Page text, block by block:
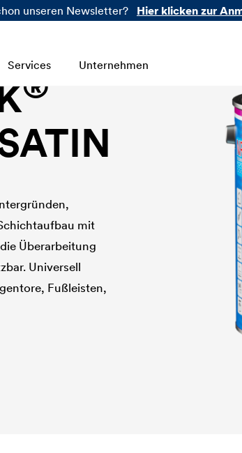
unseren Newsletter? Hier klicken zur
Services Unternehmen
®
mit
Überarbeitung
Universell
Fußleisten,